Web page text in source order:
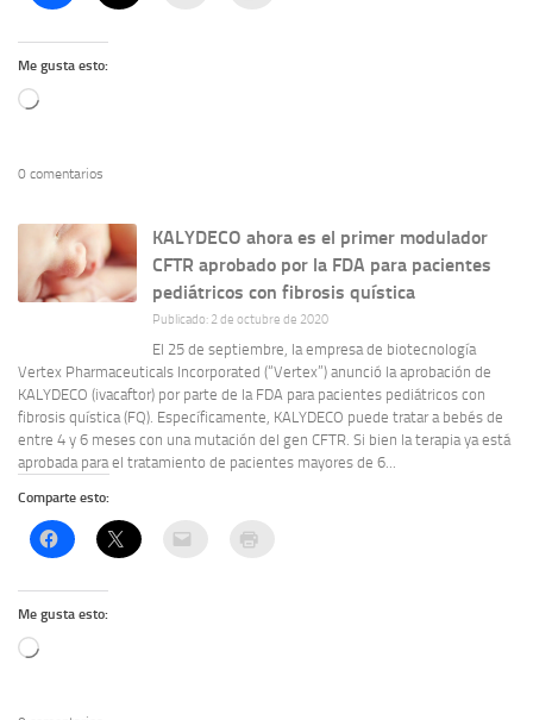
Me gusta esto:
Cargando...
0 comentarios
KALYDECO ahora es el primer modulador
CFTR aprobado por la FDA para pacientes
pediátricos con fibrosis quística
Publicado: 2 de octubre de 2020
El 25 de septiembre, la empresa de biotecnología
Vertex Pharmaceuticals Incorporated (“Vertex”) anunció la aprobación de
KALYDECO (ivacaftor) por parte de la FDA para pacientes pediátricos con
fibrosis quística (FQ). Específicamente, KALYDECO puede tratar a bebés de
entre 4 y 6 meses con una mutación del gen CFTR. Si bien la terapia ya está
aprobada para el tratamiento de pacientes mayores de 6...
Comparte esto:
Me gusta esto:
Cargando...